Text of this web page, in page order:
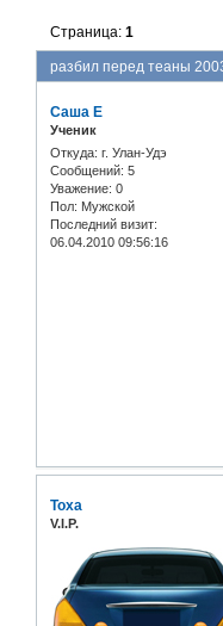
разбил перед теаны
Страница:1
Саша Е
Ученик
Откуда: г. Улан-Удэ
Сообщений: 5
Уважение: 0
Пол: Мужской
Последний визит:
06.04.2010 09:56:16
Toxa
V.I.P.